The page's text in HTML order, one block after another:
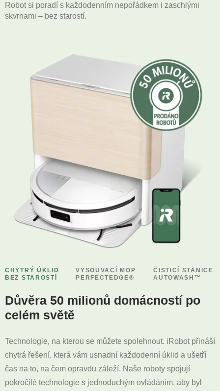
Robot si poradí s každodenním nepořádkem i zaschlými
skvrnami – bez starostí.
CHYTRÝ ÚKLID
BEZ STAROSTÍ
VYSOUVACÍ MOP
PERFECTEDGE®
ČISTICÍ STANICE
AUTOWASH™
Důvěra 50 milionů domácností po
celém světě
Technologie, na kterou se můžete spolehnout. iRobot přináší
chytrá řešení, která vám usnadní každodenní úklid a ušetří
čas na to, na čem opravdu záleží. Naše roboty spojují
pokročilé technologie s jednoduchým ovládáním, aby byl